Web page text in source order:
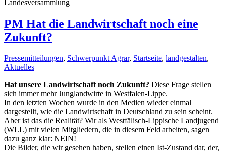
Landesversammlung
PM Hat die Landwirtschaft noch eine
Zukunft?
Pressemitteilungen, Schwerpunkt Agrar, Startseite, landgestalten,
Aktuelles
Hat unsere Landwirtschaft noch Zukunft? Diese Frage stellen
sich immer mehr Junglandwirte in Westfalen-Lippe.
In den letzten Wochen wurde in den Medien wieder einmal
dargestellt, wie die Landwirtschaft in Deutschland zu sein scheint.
Aber ist das die Realität? Wir als Westfälisch-Lippische Landjugend
(WLL) mit vielen Mitgliedern, die in diesem Feld arbeiten, sagen
dazu ganz klar: NEIN!
Die Bilder, die wir gesehen haben, stellen einen Ist-Zustand dar, der,